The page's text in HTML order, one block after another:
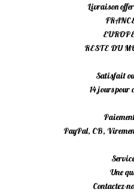
Livraison
RESTE DU
Satisfait
14 jours pour
PayPal, CB,
Une
Contactez-